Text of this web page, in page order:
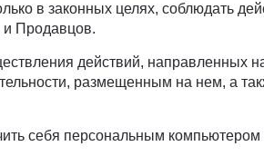
в законных целях, соблюдать
и Продавцов.
действий,
размещенным на нем,
себя персональным